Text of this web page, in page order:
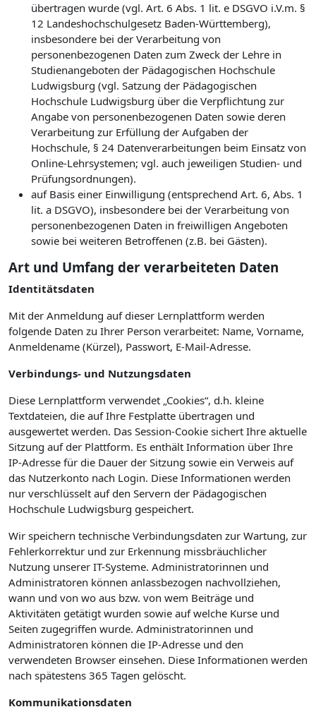
übertragen wurde (vgl. Art. 6 Abs. 1 lit. e DSGVO i.V.m. §
12 Landeshochschulgesetz Baden-Württemberg),
insbesondere bei der Verarbeitung von
personenbezogenen Daten zum Zweck der Lehre in
Studienangeboten der Pädagogischen Hochschule
Ludwigsburg (vgl. Satzung der Pädagogischen
Hochschule Ludwigsburg über die Verpflichtung zur
Angabe von personenbezogenen Daten sowie deren
Verarbeitung zur Erfüllung der Aufgaben der
Hochschule, § 24 Datenverarbeitungen beim Einsatz von
Online-Lehrsystemen; vgl. auch jeweiligen Studien- und
Prüfungsordnungen).
auf Basis einer Einwilligung (entsprechend Art. 6, Abs. 1
lit. a DSGVO), insbesondere bei der Verarbeitung von
personenbezogenen Daten in freiwilligen Angeboten
sowie bei weiteren Betroffenen (z.B. bei Gästen).
Art und Umfang der verarbeiteten Daten
Identitätsdaten
Mit der Anmeldung auf dieser Lernplattform werden
folgende Daten zu Ihrer Person verarbeitet: Name, Vorname,
Anmeldename (Kürzel), Passwort, E-Mail-Adresse.
Verbindungs- und Nutzungsdaten
Diese Lernplattform verwendet „Cookies“, d.h. kleine
Textdateien, die auf Ihre Festplatte übertragen und
ausgewertet werden. Das Session-Cookie sichert Ihre aktuelle
Sitzung auf der Plattform. Es enthält Information über Ihre
IP-Adresse für die Dauer der Sitzung sowie ein Verweis auf
das Nutzerkonto nach Login. Diese Informationen werden
nur verschlüsselt auf den Servern der Pädagogischen
Hochschule Ludwigsburg gespeichert.
Wir speichern technische Verbindungsdaten zur Wartung, zur
Fehlerkorrektur und zur Erkennung missbräuchlicher
Nutzung unserer IT-Systeme. Administratorinnen und
Administratoren können anlassbezogen nachvollziehen,
wann und von wo aus bzw. von wem Beiträge und
Aktivitäten getätigt wurden sowie auf welche Kurse und
Seiten zugegriffen wurde. Administratorinnen und
Administratoren können die IP-Adresse und den
verwendeten Browser einsehen. Diese Informationen werden
nach spätestens 365 Tagen gelöscht.
Kommunikationsdaten